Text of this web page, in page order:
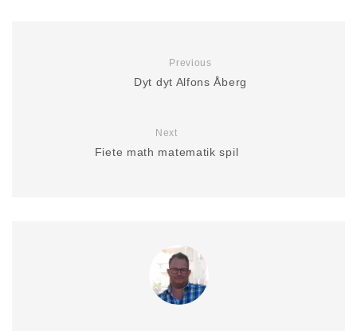
Previous
Dyt dyt Alfons Åberg
Next
Fiete math matematik spil